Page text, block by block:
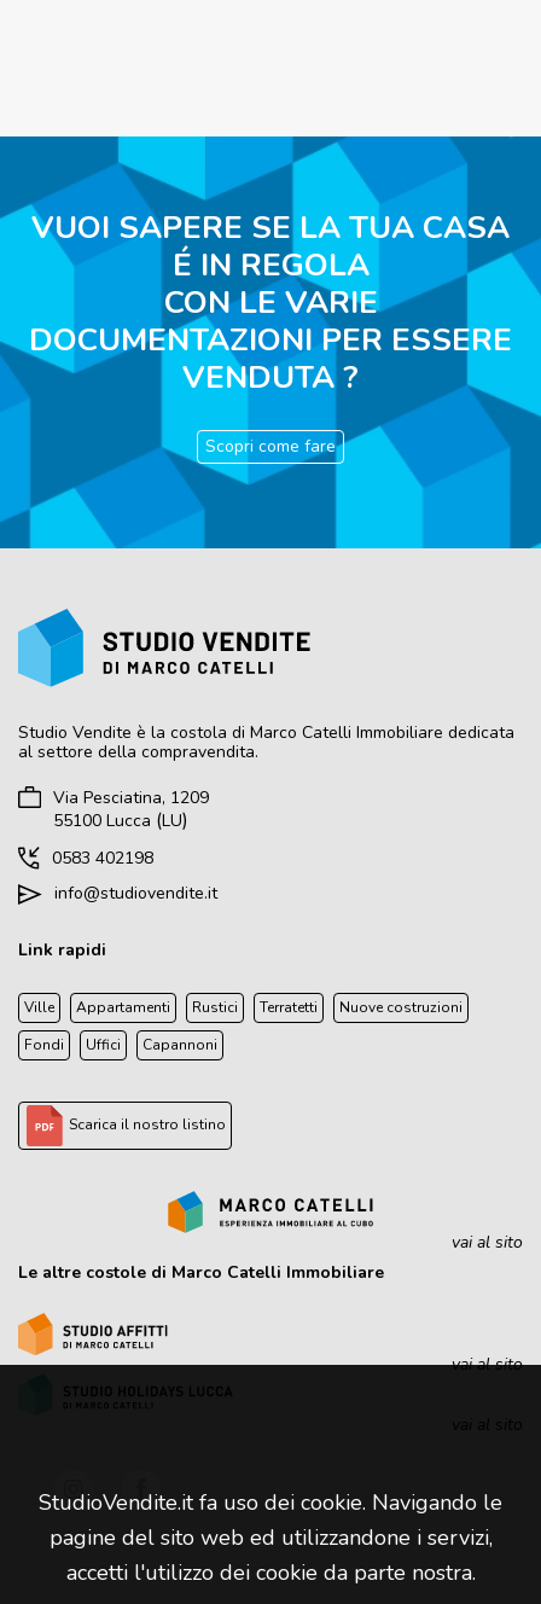
VUOI SAPERE SE LA TUA CASA
É IN REGOLA
CON LE VARIE
DOCUMENTAZIONI PER ESSERE
VENDUTA ?
Scopri come fare
Studio Vendite è la costola di Marco Catelli Immobiliare dedicata
al settore della compravendita.
Via Pesciatina, 1209
55100 Lucca (LU)
0583 402198
info@studiovendite.it
Link rapidi
Ville Appartamenti Rustici Terratetti
Nuove costruzioni
Fondi
Uffici Capannoni
Scarica il nostro listino
vai al sito
Le altre costole di Marco Catelli Immobiliare
vai al sito
StudioVendite.it fa uso dei cookie. Navigando le
pagine del sito web ed utilizzandone i servizi,
accetti l'utilizzo dei cookie da parte nostra.